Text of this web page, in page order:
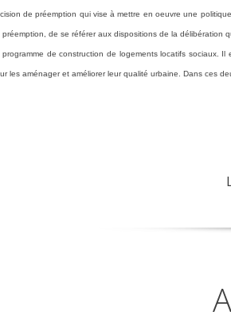
de préemption qui vise à mettre en oeuvre une
préemption, de se référer aux dispositions de la délibération
programme de construction de logements locatifs sociaux.
les aménager et améliorer leur qualité urbaine. Dans ces